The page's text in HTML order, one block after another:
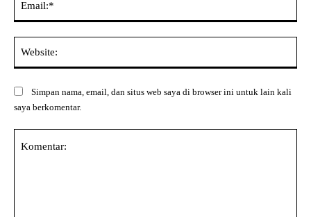
Simpan nama, email, dan situs web saya di browser ini untuk lain kali
saya berkomentar.